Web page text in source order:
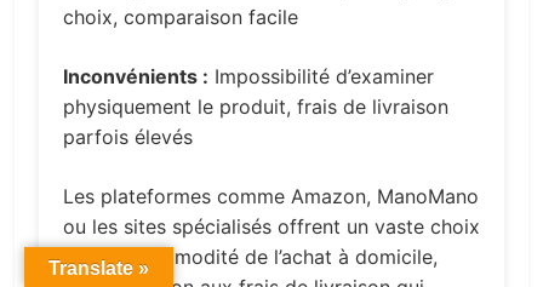
choix, comparaison facile
Inconvénients : Impossibilité d’examiner
physiquement le produit, frais de livraison
parfois élevés
Les plateformes comme Amazon, ManoMano
ou les sites spécialisés offrent un vaste choix
avec la commodité de l’achat à domicile,
Translate »